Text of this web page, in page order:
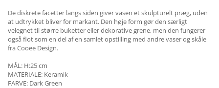
De diskrete facetter langs siden giver vasen et skulpturelt præg, uden
at udtrykket bliver for markant. Den høje form gør den særligt
velegnet til større buketter eller dekorative grene, men den fungerer
også flot som en del af en samlet opstilling med andre vaser og skåle
fra Cooee Design.
MÅL: H:25 cm
MATERIALE: Keramik
FARVE: Dark Green